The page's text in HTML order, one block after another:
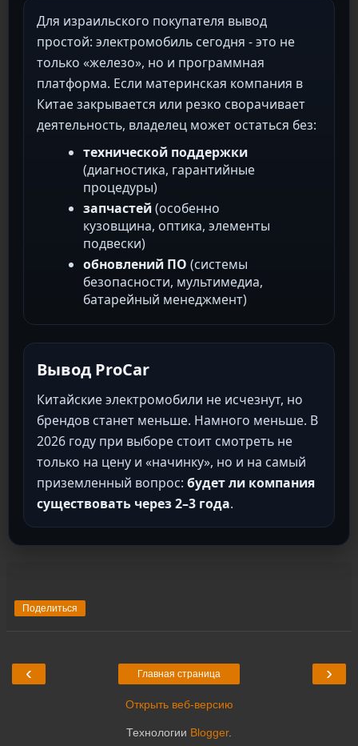
Для израильского покупателя вывод
простой: электромобиль сегодня - это не
только «железо», но и программная
платформа. Если материнская компания в
Китае закрывается или резко сворачивает
деятельность, владелец может остаться без:
технической поддержки
(диагностика, гарантийные
процедуры)
запчастей(особенно
кузовщина, оптика, элементы
подвески)
обновлений ПО (системы
безопасности, мультимедиа,
батарейный менеджмент)
Вывод ProCar
Китайские электромобили не исчезнут, но
брендов станет меньше. Намного меньше. В
2026 году при выборе стоит смотреть не
только на цену и «начинку», но и на самый
приземленный вопрос: будет ли компания
существовать через 2–3 года.
Поделиться
‹ ›
Главная страница
Открыть веб-версию
Технологии Blogger.